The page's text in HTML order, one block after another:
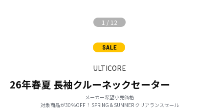
1 / 12
ULTICORE
26年春夏 長袖クルーネックセーター
メーカー希望小売価格
対象商品が30％OFF！ SPRING & SUMMER クリアランスセール